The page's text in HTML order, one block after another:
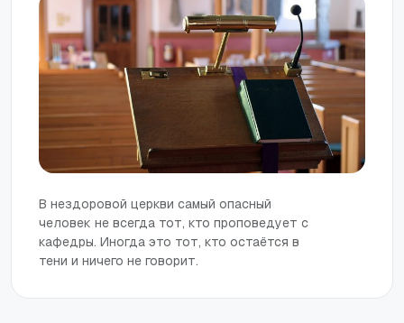
В нездоровой церкви самый опасный
человек не всегда тот, кто проповедует с
кафедры. Иногда это тот, кто остаётся в
тени и ничего не говорит.